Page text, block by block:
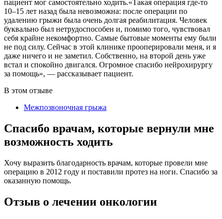
пациент мог самостоятельно ходить.«Такая операция где-то
10–15 лет назад была невозможна: после операции по
удалению грыжи была очень долгая реабилитация. Человек
буквально был нетрудоспособен и, помимо того, чувствовал
себя крайне некомфортно. Самые бытовые моменты ему были
не под силу. Сейчас в этой клинике прооперировали меня, и я
даже ничего и не заметил. Собственно, на второй день уже
встал и спокойно двигался. Огромное спасибо нейрохирургу
за помощь», — рассказывает пациент.
В этом отзыве
Межпозвоночная грыжа
Спасибо врачам, которые вернули мне
возможность ходить
Хочу выразить благодарность врачам, которые провели мне
операцию в 2012 году и поставили протез на ноги. Спасибо за
оказанную помощь.
Отзыв о лечении онкологии